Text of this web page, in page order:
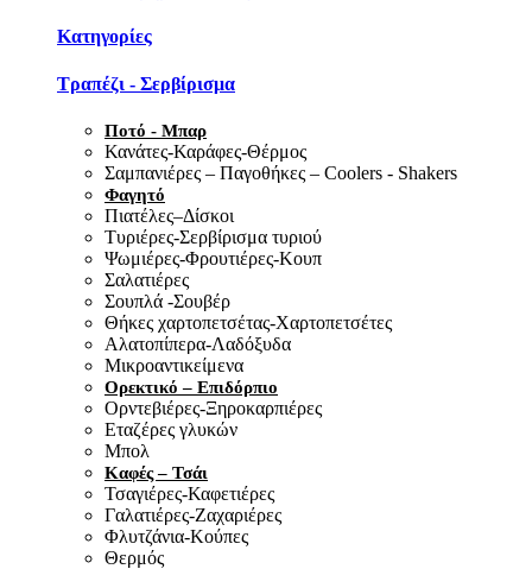
Κατηγορίες
Τραπέζι - Σερβίρισμα
Ποτό - Μπαρ
Κανάτες-Καράφες-Θέρμος
Σαμπανιέρες – Παγοθήκες – Coolers - Shakers
Φαγητό
Πιατέλες–Δίσκοι
Τυριέρες-Σερβίρισμα τυριού
Ψωμιέρες-Φρουτιέρες-Κουπ
Σαλατιέρες
Σουπλά -Σουβέρ
Θήκες χαρτοπετσέτας-Χαρτοπετσέτες
Αλατοπίπερα-Λαδόξυδα
Μικροαντικείμενα
Ορεκτικό – Επιδόρπιο
Ορντεβιέρες-Ξηροκαρπιέρες
Εταζέρες γλυκών
Μπολ
Καφές – Τσάι
Τσαγιέρες-Καφετιέρες
Γαλατιέρες-Ζαχαριέρες
Φλυτζάνια-Κούπες
Θερμός